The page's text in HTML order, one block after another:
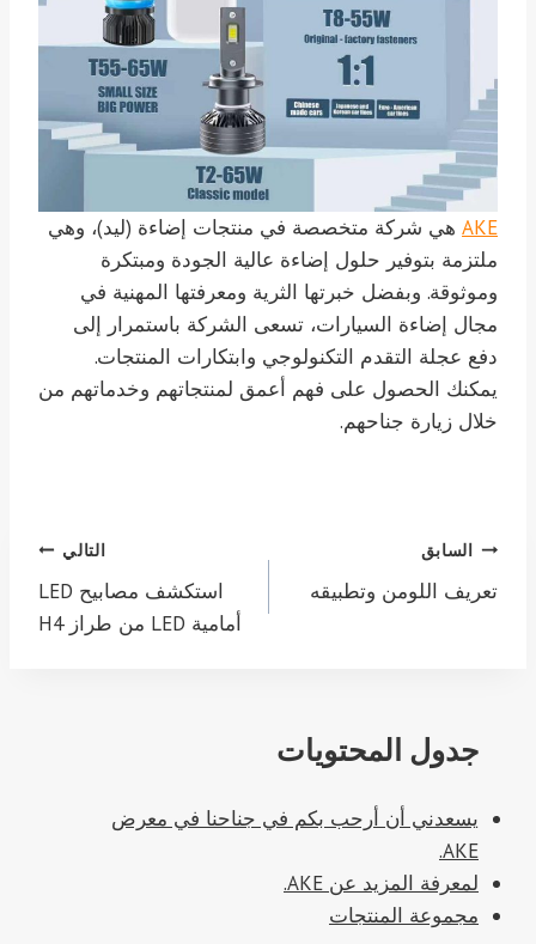
AKE هي شركة متخصصة في منتجات إضاءة (ليد)، وهي
ملتزمة بتوفير حلول إضاءة عالية الجودة ومبتكرة
وموثوقة. وبفضل خبرتها الثرية ومعرفتها المهنية في
مجال إضاءة السيارات، تسعى الشركة باستمرار إلى
دفع عجلة التقدم التكنولوجي وابتكارات المنتجات.
يمكنك الحصول على فهم أعمق لمنتجاتهم وخدماتهم من
خلال زيارة جناحهم.
تصفّح
المقالات
السابق
تعريف اللومن وتطبيقه
التالي
استكشف مصابيح LED
أمامية LED من طراز H4
جدول المحتويات
يسعدني أن أرحب بكم في جناحنا في معرض
AKE.
لمعرفة المزيد عن AKE.
مجموعة المنتجات